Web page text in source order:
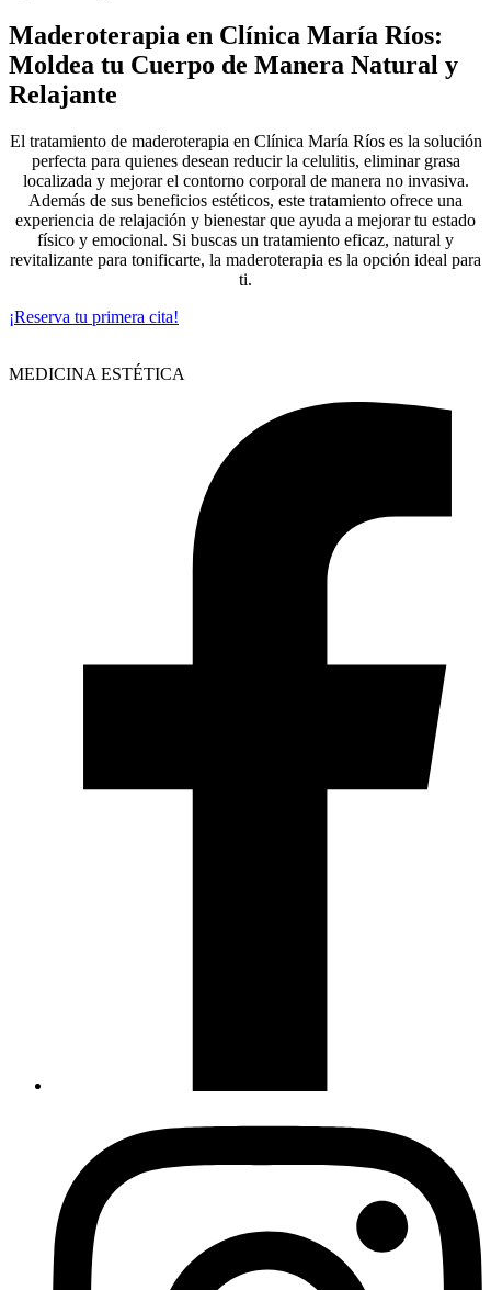
Maderoterapia en Clínica María Ríos:
Moldea tu Cuerpo de Manera Natural y
Relajante
El tratamiento de maderoterapia en Clínica María Ríos es la solución
perfecta para quienes desean reducir la celulitis, eliminar grasa
localizada y mejorar el contorno corporal de manera no invasiva.
Además de sus beneficios estéticos, este tratamiento ofrece una
experiencia de relajación y bienestar que ayuda a mejorar tu estado
físico y emocional. Si buscas un tratamiento eficaz, natural y
revitalizante para tonificarte, la maderoterapia es la opción ideal para
ti.
¡Reserva tu primera cita!
MEDICINA ESTÉTICA